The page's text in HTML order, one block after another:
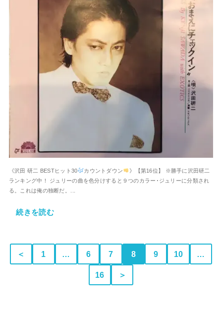
《沢田 研二 BESTヒット30 カウントダウン
》【第16位】 ※勝手に沢田研二
ランキング中！ ジュリーの曲を色分けすると９つのカラー･ジュリーに分類され
る。これは俺の独断だ。...
続きを読む
＜ 1 … 6 7 8 9 10 …
16 ＞